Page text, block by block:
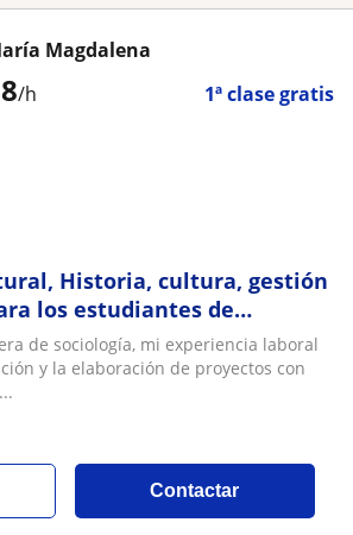
8/h 1ª clase gratis
Magdalena
Historia, cultura, gestión
los estudiantes de
de sociología, mi experiencia laboral
y la elaboración de proyectos con
Contactar